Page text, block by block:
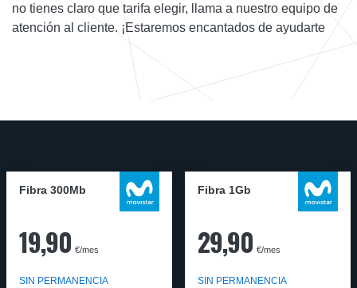
no tienes claro que tarifa elegir, llama a nuestro equipo de
atención al cliente. ¡Estaremos encantados de ayudarte
Fibra 300Mb
19,90 €/mes
SIN PERMANENCIA
Fibra 1Gb
29,90 €/mes
SIN PERMANENCIA